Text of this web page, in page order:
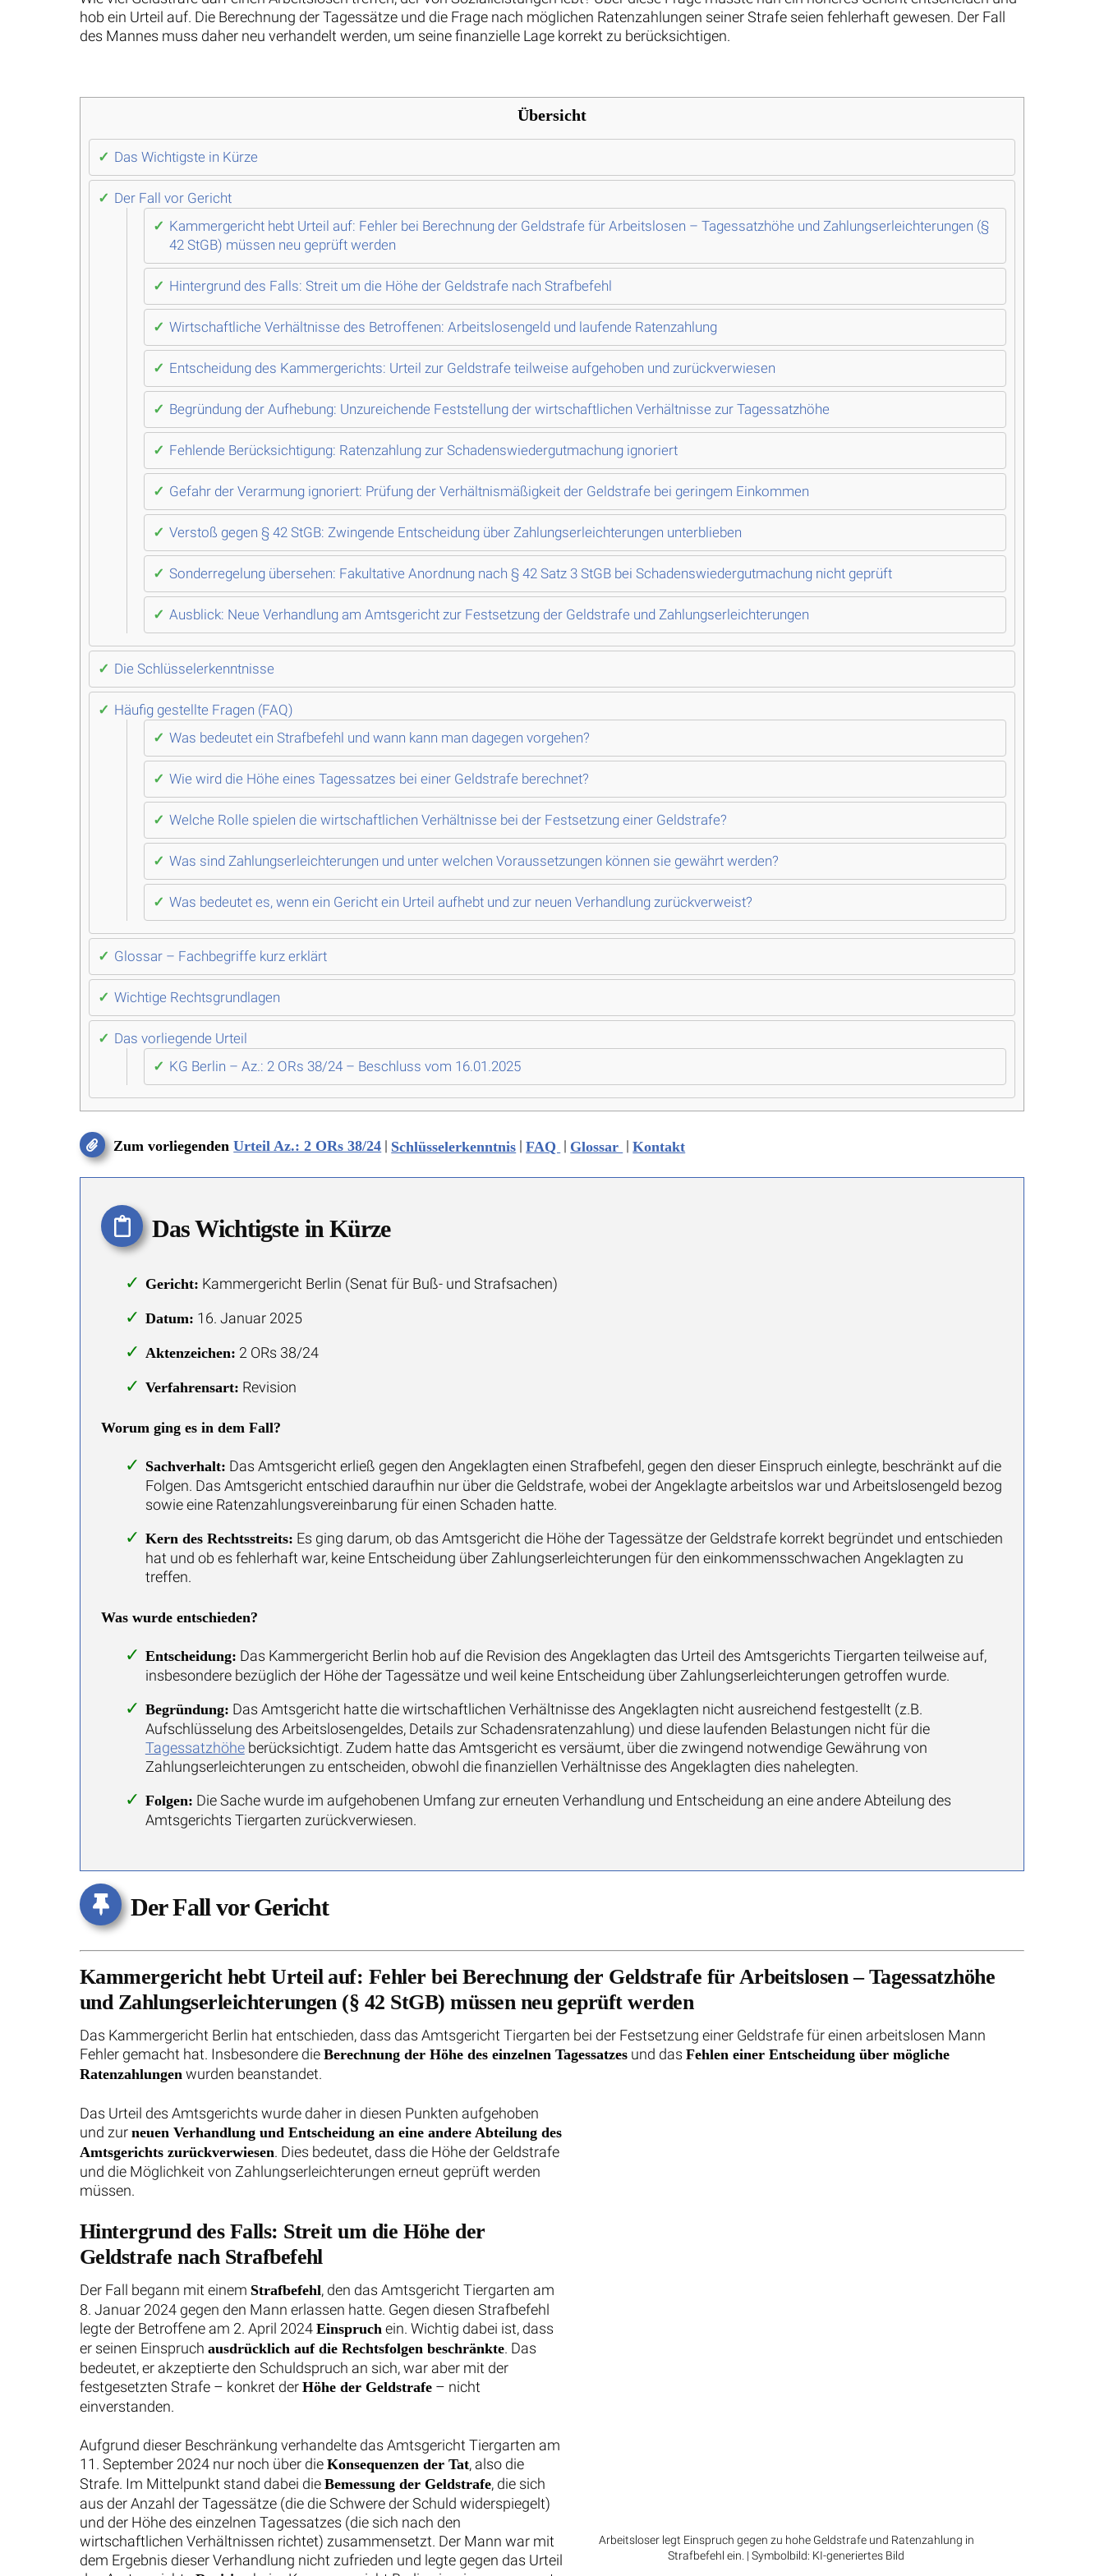
hob ein Urteil auf. Die Berechnung der Tagessätze und die Frage nach möglichen Ratenzahlungen seiner Strafe seien fehlerhaft gewesen. Der Fall
des Mannes muss daher neu verhandelt werden, um seine finanzielle Lage korrekt zu berücksichtigen.
Übersicht
Das Wichtigste in Kürze
Der Fall vor Gericht
Kammergericht hebt Urteil auf: Fehler bei Berechnung der Geldstrafe für Arbeitslosen – Tagessatzhöhe und Zahlungserleichterungen (§
42 StGB) müssen neu geprüft werden
Hintergrund des Falls: Streit um die Höhe der Geldstrafe nach Strafbefehl
Wirtschaftliche Verhältnisse des Betroffenen: Arbeitslosengeld und laufende Ratenzahlung
Entscheidung des Kammergerichts: Urteil zur Geldstrafe teilweise aufgehoben und zurückverwiesen
Begründung der Aufhebung: Unzureichende Feststellung der wirtschaftlichen Verhältnisse zur Tagessatzhöhe
Fehlende Berücksichtigung: Ratenzahlung zur Schadenswiedergutmachung ignoriert
Gefahr der Verarmung ignoriert: Prüfung der Verhältnismäßigkeit der Geldstrafe bei geringem Einkommen
Verstoß gegen § 42 StGB: Zwingende Entscheidung über Zahlungserleichterungen unterblieben
Sonderregelung übersehen: Fakultative Anordnung nach § 42 Satz 3 StGB bei Schadenswiedergutmachung nicht geprüft
Ausblick: Neue Verhandlung am Amtsgericht zur Festsetzung der Geldstrafe und Zahlungserleichterungen
Die Schlüsselerkenntnisse
Häufig gestellte Fragen (FAQ)
Was bedeutet ein Strafbefehl und wann kann man dagegen vorgehen?
Wie wird die Höhe eines Tagessatzes bei einer Geldstrafe berechnet?
Welche Rolle spielen die wirtschaftlichen Verhältnisse bei der Festsetzung einer Geldstrafe?
Was sind Zahlungserleichterungen und unter welchen Voraussetzungen können sie gewährt werden?
Was bedeutet es, wenn ein Gericht ein Urteil aufhebt und zur neuen Verhandlung zurückverweist?
Glossar – Fachbegriffe kurz erklärt
Wichtige Rechtsgrundlagen
Das vorliegende Urteil
KG Berlin – Az.: 2 ORs 38/24 – Beschluss vom 16.01.2025
Zum vorliegendenUrteil Az.: 2 ORs 38/24 | Schlüsselerkenntnis |FAQ | Glossar |Kontakt
Das Wichtigste in Kürze
Gericht: Kammergericht Berlin (Senat für Buß- und Strafsachen)
Datum: 16. Januar 2025
Aktenzeichen: 2 ORs 38/24
Verfahrensart: Revision
Worum ging es in dem Fall?
Sachverhalt: Das Amtsgericht erließ gegen den Angeklagten einen Strafbefehl, gegen den dieser Einspruch einlegte, beschränkt auf die
Folgen. Das Amtsgericht entschied daraufhin nur über die Geldstrafe, wobei der Angeklagte arbeitslos war und Arbeitslosengeld bezog
sowie eine Ratenzahlungsvereinbarung für einen Schaden hatte.
Kern des Rechtsstreits: Es ging darum, ob das Amtsgericht die Höhe der Tagessätze der Geldstrafe korrekt begründet und entschieden
hat und ob es fehlerhaft war, keine Entscheidung über Zahlungserleichterungen für den einkommensschwachen Angeklagten zu
treffen.
Was wurde entschieden?
Entscheidung: Das Kammergericht Berlin hob auf die Revision des Angeklagten das Urteil des Amtsgerichts Tiergarten teilweise auf,
insbesondere bezüglich der Höhe der Tagessätze und weil keine Entscheidung über Zahlungserleichterungen getroffen wurde.
Begründung: Das Amtsgericht hatte die wirtschaftlichen Verhältnisse des Angeklagten nicht ausreichend festgestellt (z.B.
Aufschlüsselung des Arbeitslosengeldes, Details zur Schadensratenzahlung) und diese laufenden Belastungen nicht für die
Tagessatzhöheberücksichtigt. Zudem hatte das Amtsgericht es versäumt, über die zwingend notwendige Gewährung von
Zahlungserleichterungen zu entscheiden, obwohl die finanziellen Verhältnisse des Angeklagten dies nahelegten.
Folgen: Die Sache wurde im aufgehobenen Umfang zur erneuten Verhandlung und Entscheidung an eine andere Abteilung des
Amtsgerichts Tiergarten zurückverwiesen.
Der Fall vor Gericht
Kammergericht hebt Urteil auf: Fehler bei Berechnung der Geldstrafe für Arbeitslosen – Tagessatzhöhe
und Zahlungserleichterungen (§ 42 StGB) müssen neu geprüft werden
Das Kammergericht Berlin hat entschieden, dass das Amtsgericht Tiergarten bei der Festsetzung einer Geldstrafe für einen arbeitslosen Mann
Fehler gemacht hat. Insbesondere die Berechnung der Höhe des einzelnen Tagessatzes und das Fehlen einer Entscheidung über mögliche
Ratenzahlungen wurden beanstandet.
Arbeitsloser legt Einspruch gegen zu hohe Geldstrafe und Ratenzahlung in
Strafbefehl ein. | Symbolbild: KI-generiertes Bild
Das Urteil des Amtsgerichts wurde daher in diesen Punkten aufgehoben
und zur neuen Verhandlung und Entscheidung an eine andere Abteilung des
Amtsgerichts zurückverwiesen. Dies bedeutet, dass die Höhe der Geldstrafe
und die Möglichkeit von Zahlungserleichterungen erneut geprüft werden
müssen.
Hintergrund des Falls: Streit um die Höhe der
Geldstrafe nach Strafbefehl
Der Fall begann mit einem Strafbefehl, den das Amtsgericht Tiergarten am
8. Januar 2024 gegen den Mann erlassen hatte. Gegen diesen Strafbefehl
legte der Betroffene am 2. April 2024 Einspruch ein. Wichtig dabei ist, dass
er seinen Einspruch ausdrücklich auf die Rechtsfolgen beschränkte. Das
bedeutet, er akzeptierte den Schuldspruch an sich, war aber mit der
festgesetzten Strafe – konkret der Höhe der Geldstrafe – nicht
einverstanden.
Aufgrund dieser Beschränkung verhandelte das Amtsgericht Tiergarten am
11. September 2024 nur noch über die Konsequenzen der Tat, also die
Strafe. Im Mittelpunkt stand dabei die Bemessung der Geldstrafe, die sich
aus der Anzahl der Tagessätze (die die Schwere der Schuld widerspiegelt)
und der Höhe des einzelnen Tagessatzes (die sich nach den
wirtschaftlichen Verhältnissen richtet) zusammensetzt. Der Mann war mit
dem Ergebnis dieser Verhandlung nicht zufrieden und legte gegen das Urteil